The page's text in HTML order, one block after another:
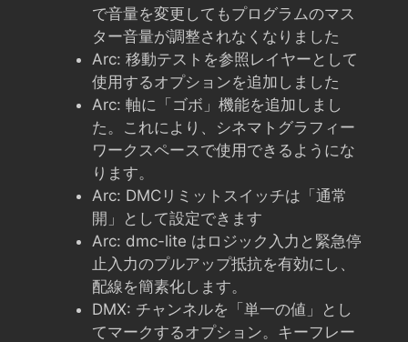
で音量を変更してもプログラムのマス
ター音量が調整されなくなりました
Arc: 移動テストを参照レイヤーとして
使用するオプションを追加しました
Arc: 軸に「ゴボ」機能を追加しまし
た。これにより、シネマトグラフィー
ワークスペースで使用できるようにな
ります。
Arc: DMCリミットスイッチは「通常
開」として設定できます
Arc: dmc-lite はロジック入力と緊急停
止入力のプルアップ抵抗を有効にし、
配線を簡素化します。
DMX: チャンネルを「単一の値」とし
てマークするオプション。キーフレー